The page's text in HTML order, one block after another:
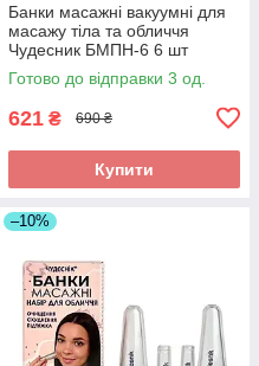
Банки масажні вакуумні для
масажу тіла та обличчя
Чудесник БМПН-6 6 шт
Бронзові
Готово до відправки 3 од.
621 ₴ 690 ₴
Купити
–10%